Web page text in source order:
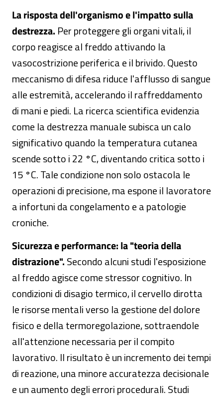
La risposta dell'organismo e l'impatto sulla
destrezza. Per proteggere gli organi vitali, il
corpo reagisce al freddo attivando la
vasocostrizione periferica e il brivido. Questo
meccanismo di difesa riduce l'afflusso di sangue
alle estremità, accelerando il raffreddamento
di mani e piedi. La ricerca scientifica evidenzia
come la destrezza manuale subisca un calo
significativo quando la temperatura cutanea
scende sotto i 22 °C, diventando critica sotto i
15 °C. Tale condizione non solo ostacola le
operazioni di precisione, ma espone il lavoratore
a infortuni da congelamento e a patologie
croniche.
Sicurezza e performance: la "teoria della
distrazione".Secondo alcuni studi l'esposizione
al freddo agisce come stressor cognitivo. In
condizioni di disagio termico, il cervello dirotta
le risorse mentali verso la gestione del dolore
fisico e della termoregolazione, sottraendole
all'attenzione necessaria per il compito
lavorativo. Il risultato è un incremento dei tempi
di reazione, una minore accuratezza decisionale
e un aumento degli errori procedurali. Studi